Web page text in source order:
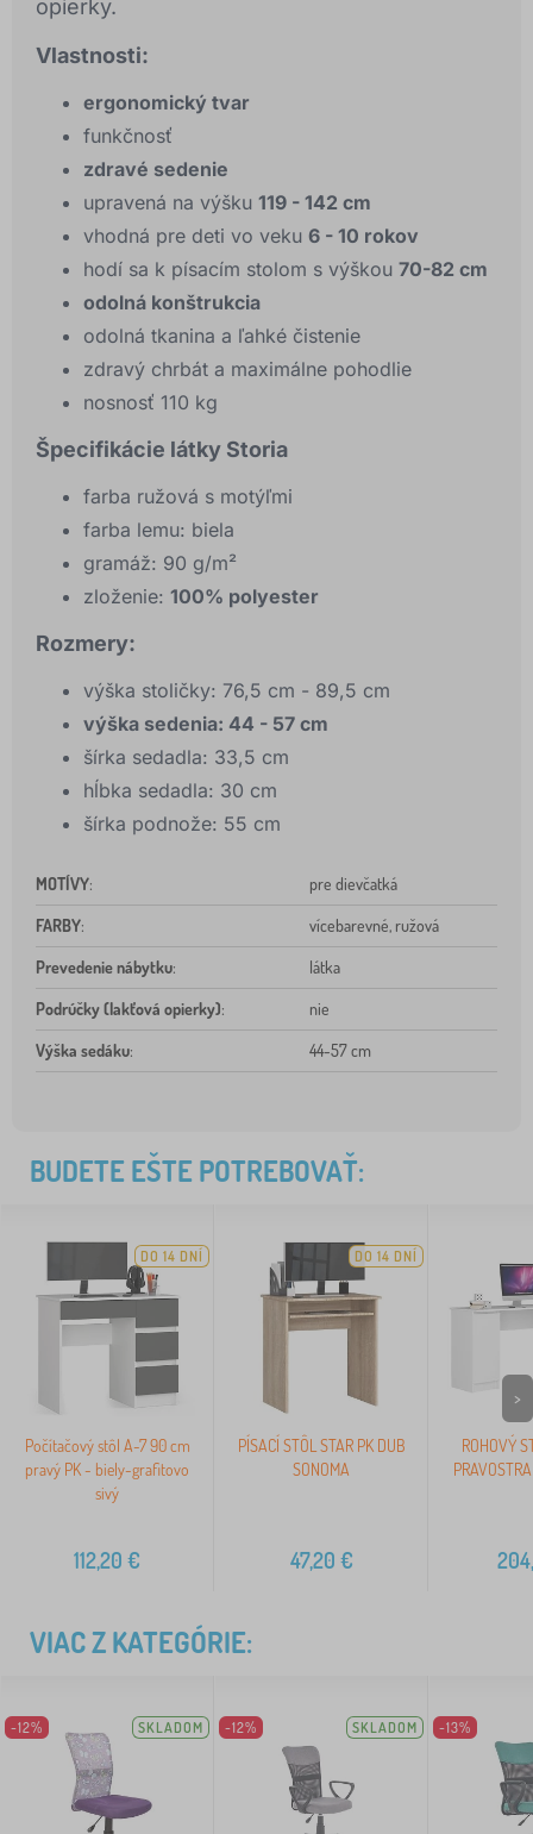
opierky.
Vlastnosti:
ergonomický tvar
funkčnosť
zdravé sedenie
upravená na výšku 119 - 142 cm
vhodná pre deti vo veku 6 - 10 rokov
hodí sa k písacím stolom s výškou 70-82 cm
odolná konštrukcia
odolná tkanina a ľahké čistenie
zdravý chrbát a maximálne pohodlie
nosnosť 110 kg
Špecifikácie látky Storia
farba ružová s motýľmi
farba lemu: biela
gramáž: 90 g/m²
zloženie: 100% polyester
Rozmery:
výška stoličky: 76,5 cm - 89,5 cm
výška sedenia: 44 - 57 cm
šírka sedadla: 33,5 cm
hĺbka sedadla: 30 cm
šírka podnože: 55 cm
MOTÍVY: pre dievčatká
FARBY: vícebarevné, ružová
Prevedenie nábytku: látka
Podrúčky (lakťová opierky): nie
Výška sedáku: 44-57 cm
BUDETE EŠTE POTREBOVAŤ:
DO 14 DNÍ
Počítačový stôl A-7 90 cm
pravý PK - biely-grafitovo
sivý
112,20 €
DO 14 DNÍ
PÍSACÍ STÔL STAR PK DUB
SONOMA
47,20 €
ROHOVÝ
>
VIAC Z KATEGÓRIE:
-12% SKLADOM -12% SKLADOM -13%